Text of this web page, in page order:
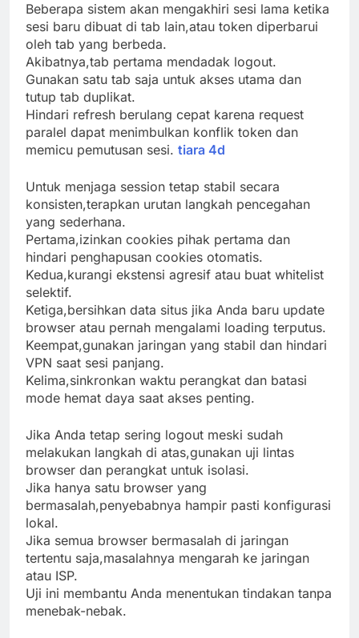
Beberapa sistem akan mengakhiri sesi lama ketika
sesi baru dibuat di tab lain,atau token diperbarui
oleh tab yang berbeda.
Akibatnya,tab pertama mendadak logout.
Gunakan satu tab saja untuk akses utama dan
tutup tab duplikat.
Hindari refresh berulang cepat karena request
paralel dapat menimbulkan konflik token dan
memicu pemutusan sesi. tiara 4d
Untuk menjaga session tetap stabil secara
konsisten,terapkan urutan langkah pencegahan
yang sederhana.
Pertama,izinkan cookies pihak pertama dan
hindari penghapusan cookies otomatis.
Kedua,kurangi ekstensi agresif atau buat whitelist
selektif.
Ketiga,bersihkan data situs jika Anda baru update
browser atau pernah mengalami loading terputus.
Keempat,gunakan jaringan yang stabil dan hindari
VPN saat sesi panjang.
Kelima,sinkronkan waktu perangkat dan batasi
mode hemat daya saat akses penting.
Jika Anda tetap sering logout meski sudah
melakukan langkah di atas,gunakan uji lintas
browser dan perangkat untuk isolasi.
Jika hanya satu browser yang
bermasalah,penyebabnya hampir pasti konfigurasi
lokal.
Jika semua browser bermasalah di jaringan
tertentu saja,masalahnya mengarah ke jaringan
atau ISP.
Uji ini membantu Anda menentukan tindakan tanpa
menebak-nebak.